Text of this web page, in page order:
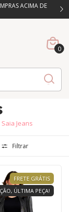
ACIMA DE
0
Saia Jeans
Filtrar
FRETE GRÁTIS
ÚLTIMA PEÇA!